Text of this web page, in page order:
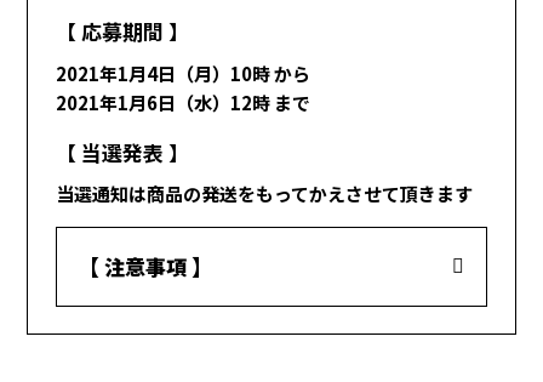
【 応募期間 】
2021年1月4日（月）10時 から
2021年1月6日（水）12時 まで
【 当選発表 】
当選通知は商品の発送をもってかえさせて頂きます
【 注意事項 】